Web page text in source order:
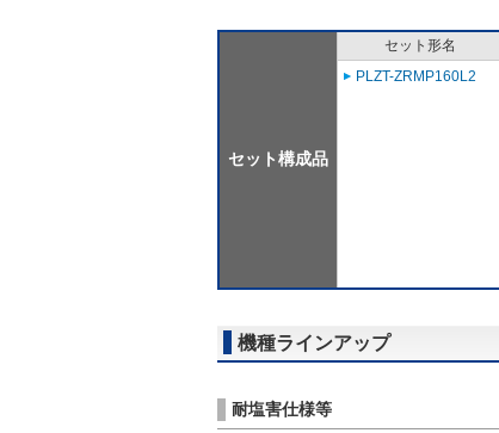
セット構成品
セット形名
PLZT-ZRMP160L2
機種ラインアップ
耐塩害仕様等